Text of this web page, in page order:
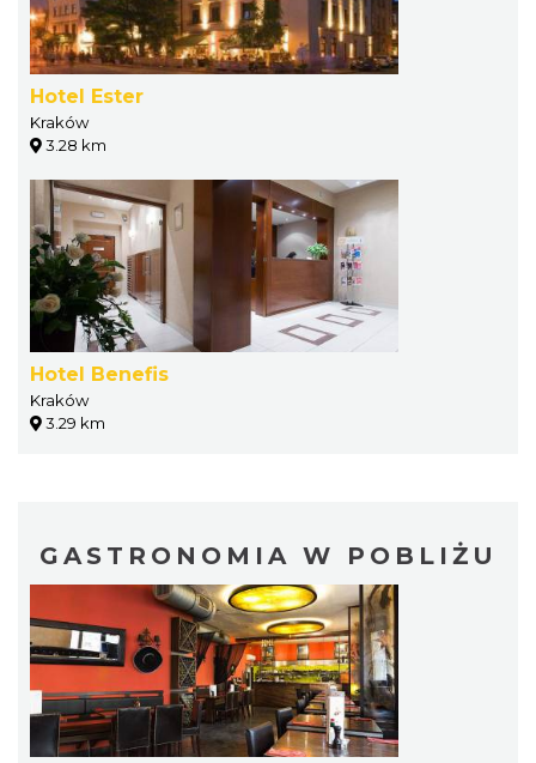
Hotel Ester
Kraków
3.28 km
Hotel Benefis
Kraków
3.29 km
GASTRONOMIA W POBLIŻU